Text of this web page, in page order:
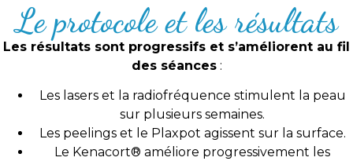
Le protocole et les résultats
Les résultats sont progressifs et s’améliorent au fil
des séances:
Les lasers et la radiofréquence stimulent la peau
sur plusieurs semaines.
Les peelings et le Plaxpot agissent sur la surface.
Le Kenacort® améliore progressivement les